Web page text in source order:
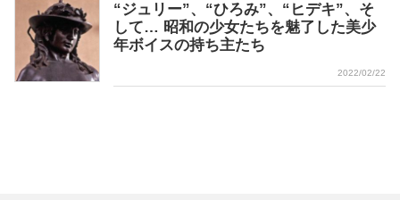
“ジュリー”、“ひろみ”、“ヒデキ”、そ
して… 昭和の少女たちを魅了した美少
年ボイスの持ち主たち
2022/02/22